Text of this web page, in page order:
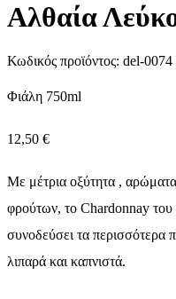
Αλθαία
Κωδικός προϊόντος: del-0074
Φιάλη 750ml
12,50 €
Με μέτρια οξύτητα ,
φρούτων, το Chardonnay του
συνοδεύσει τα περισσότερα
λιπαρά και καπνιστά.